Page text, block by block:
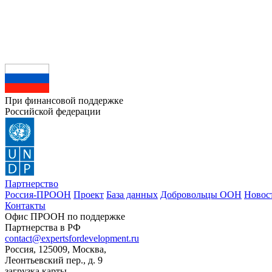
При финансовой поддержке
Российской федерации
Партнерство
Россия-ПРООН Проект База данных Добровольцы ООН
Контакты
Офис ПРООН по поддержке
Партнерства в РФ
contact@expertsfordevelopment.ru
Россия, 125009, Москва,
Леонтьевский пер., д. 9